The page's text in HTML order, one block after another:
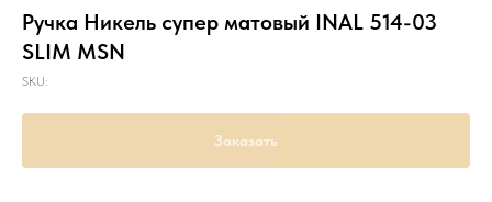
Ручка Никель супер матовый INAL 514-03
SLIM MSN
SKU:
Заказать